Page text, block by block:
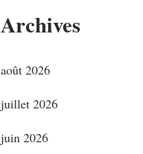
Archives
août 2026
juillet 2026
juin 2026